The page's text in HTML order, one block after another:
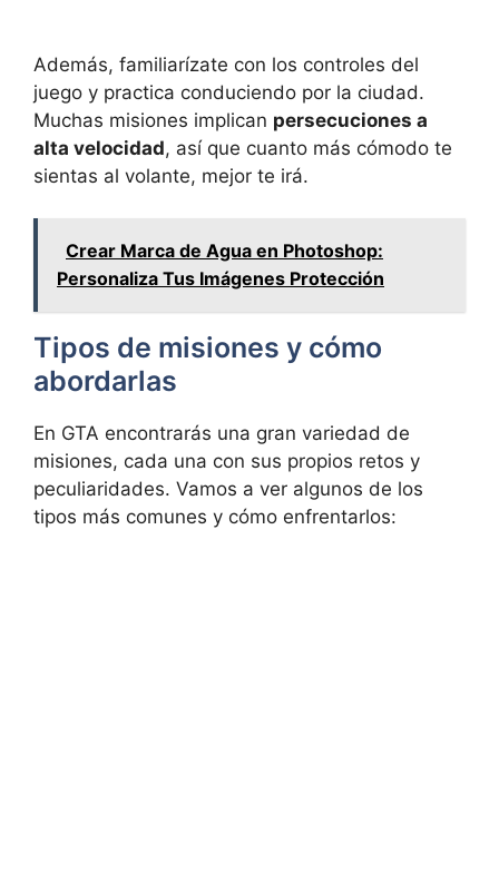
Además, familiarízate con los controles del
juego y practica conduciendo por la ciudad.
Muchas misiones implican persecuciones a
alta velocidad, así que cuanto más cómodo te
sientas al volante, mejor te irá.
Crear Marca de Agua en Photoshop:
Personaliza Tus Imágenes Protección
Tipos de misiones y cómo
abordarlas
En GTA encontrarás una gran variedad de
misiones, cada una con sus propios retos y
peculiaridades. Vamos a ver algunos de los
tipos más comunes y cómo enfrentarlos: